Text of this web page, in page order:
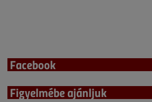
Facebook
Figyelmébe ajánljuk